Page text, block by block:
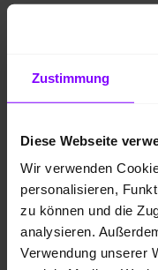
Zustimmung
Diese Webseite
Wir verwenden
personalisieren,
zu können und die
analysieren.
Verwendung unserer
Ihre Nachricht*
Ja, bitte